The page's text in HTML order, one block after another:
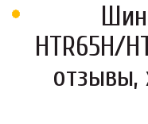
HTR65H/
отзывы,